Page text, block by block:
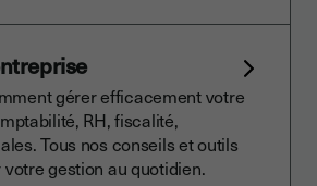
gérer efficacement votre
RH, fiscalité,
Tous nos conseils et outils
gestion au quotidien.